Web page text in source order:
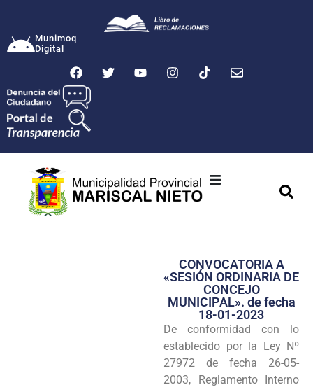
Munimoq
Digital
Transparencia
Seguridad
Programas
Intranet
CONVOCATORIA A
«SESIÓN ORDINARIA DE
CONCEJO
MUNICIPAL». de fecha
18-01-2023
De conformidad con lo
establecido por la Ley Nº
27972 de fecha 26-05-
2003, Reglamento Interno